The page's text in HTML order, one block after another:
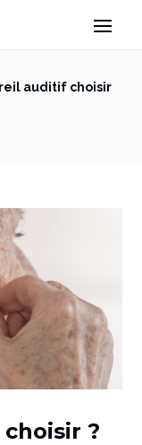
auditif choisir
?